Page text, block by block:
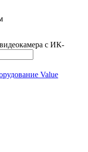
с ИК-
Value